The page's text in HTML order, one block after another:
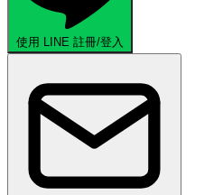
使用 LINE 註冊/登入